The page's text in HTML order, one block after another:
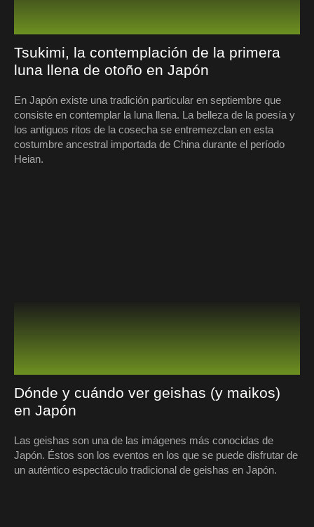
Tsukimi, la contemplación de la primera
luna llena de otoño en Japón
En Japón existe una tradición particular en septiembre que
consiste en contemplar la luna llena. La belleza de la poesía y
los antiguos ritos de la cosecha se entremezclan en esta
costumbre ancestral importada de China durante el período
Heian.
Dónde y cuándo ver geishas (y maikos)
en Japón
Las geishas son una de las imágenes más conocidas de
Japón. Éstos son los eventos en los que se puede disfrutar de
un auténtico espectáculo tradicional de geishas en Japón.